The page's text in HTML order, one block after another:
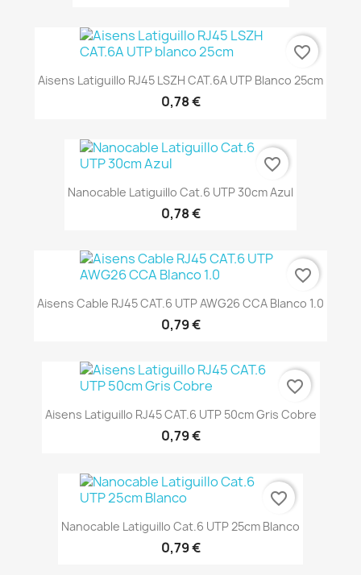
Aisens Latiguillo RJ45 LSZH CAT.6A UTP Blanco 25cm
0,78 €
favorite_border
Nanocable Latiguillo Cat.6 UTP 30cm Azul
0,78 €
favorite_border
Aisens Cable RJ45 CAT.6 UTP AWG26 CCA Blanco 1.0
0,79 €
favorite_border
Aisens Latiguillo RJ45 CAT.6 UTP 50cm Gris Cobre
0,79 €
favorite_border
Nanocable Latiguillo Cat.6 UTP 25cm Blanco
0,79 €
favorite_border